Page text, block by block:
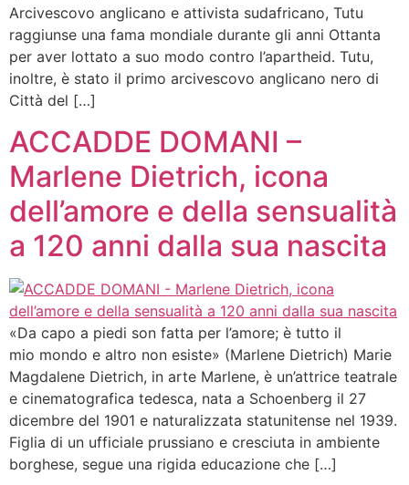
Arcivescovo anglicano e attivista sudafricano, Tutu
raggiunse una fama mondiale durante gli anni Ottanta
per aver lottato a suo modo contro l’apartheid. Tutu,
inoltre, è stato il primo arcivescovo anglicano nero di
Città del […]
ACCADDE DOMANI –
Marlene Dietrich, icona
dell’amore e della sensualità
a 120 anni dalla sua nascita
«Da capo a piedi son fatta per l’amore; è tutto il
mio mondo e altro non esiste» (Marlene Dietrich) Marie
Magdalene Dietrich, in arte Marlene, è un’attrice teatrale
e cinematografica tedesca, nata a Schoenberg il 27
dicembre del 1901 e naturalizzata statunitense nel 1939.
Figlia di un ufficiale prussiano e cresciuta in ambiente
borghese, segue una rigida educazione che […]